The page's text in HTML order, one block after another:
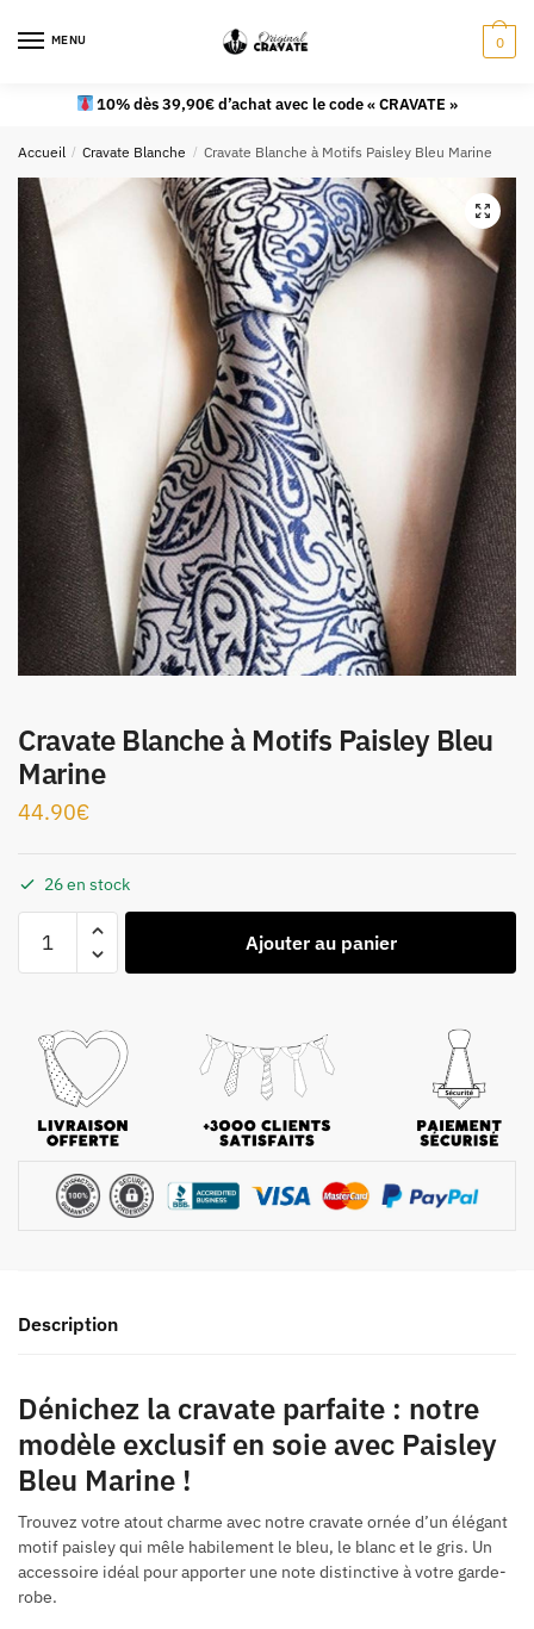
MENU 0
10% dès 39,90€ d’achat avec le code « CRAVATE »
Accueil / Cravate Blanche / Cravate Blanche à Motifs Paisley Bleu Marine
Cravate Blanche à Motifs Paisley Bleu
Marine
44.90€
26 en stock
Ajouter au panier
Description
Dénichez la cravate parfaite : notre
modèle exclusif en soie avec Paisley
Bleu Marine !
Trouvez votre atout charme avec notre cravate ornée d’un élégant
motif paisley qui mêle habilement le bleu, le blanc et le gris. Un
accessoire idéal pour apporter une note distinctive à votre garde-
robe.